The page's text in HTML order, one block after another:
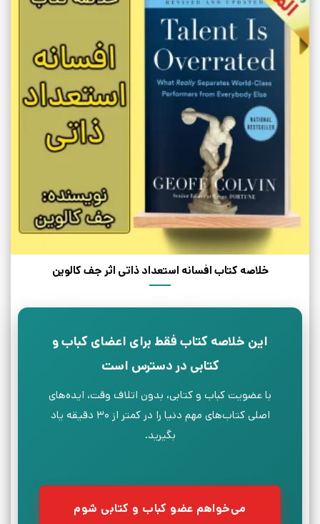
خلاصه کتاب افسانه استعداد ذاتی اثر جف کالوین
این خلاصه کتاب فقط برای اعضای کباب و
کتابی در دسترس است
با عضویت کباب و کتابی، بدون اتلاف وقت، ایده‌های
اصلی کتاب‌های مهم دنیا را در کمتر از ۳۰ دقیقه یاد
بگیرید.
می‌خواهم عضو کباب و کتابی شوم